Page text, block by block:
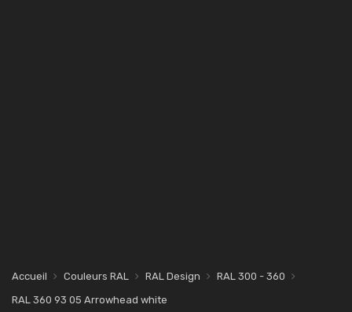
Accueil Couleurs RAL RAL Design
RAL 300 - 360
RAL 360 93 05 Arrowhead white